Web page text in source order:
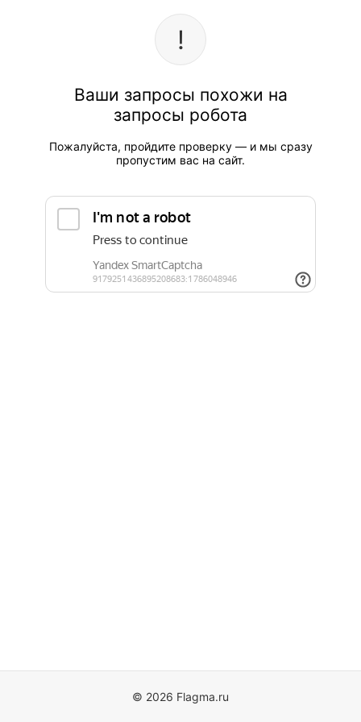
Ваши запросы похожи на
запросы робота
Пожалуйста, пройдите проверку — и мы сразу
пропустим вас на сайт.
© 2026 Flagma.ru